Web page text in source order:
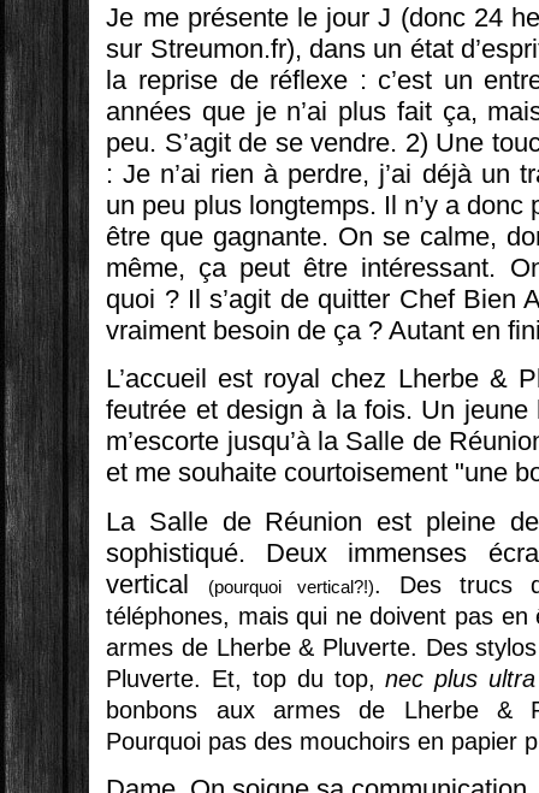
Je me présente le jour J (donc 24
sur Streumon.fr), dans un état
la reprise de réflexe : c’est un
années que je n’ai plus fait ça,
peu. S’agit de se vendre. 2) Une
: Je n’ai rien à perdre, j’ai déjà un
un peu plus longtemps. Il n’y a donc
être que gagnante. On se calme,
même, ça peut être intéressant.
quoi ? Il s’agit de quitter Chef Bien
vraiment besoin de ça ? Autant en
L’accueil est royal chez Lherbe &
feutrée et design à la fois. Un jeune
m’escorte jusqu’à la Salle de
et me souhaite courtoisement "une
La Salle de Réunion est pleine
sophistiqué. Deux immenses
vertical
(pourquoi vertical?!). Des trucs
téléphones, mais qui ne doivent pas
armes de Lherbe & Pluverte. Des
Pluverte. Et, top du top,nec plus ultra
bonbons aux armes de Lherbe &
Pourquoi pas des mouchoirs en papier